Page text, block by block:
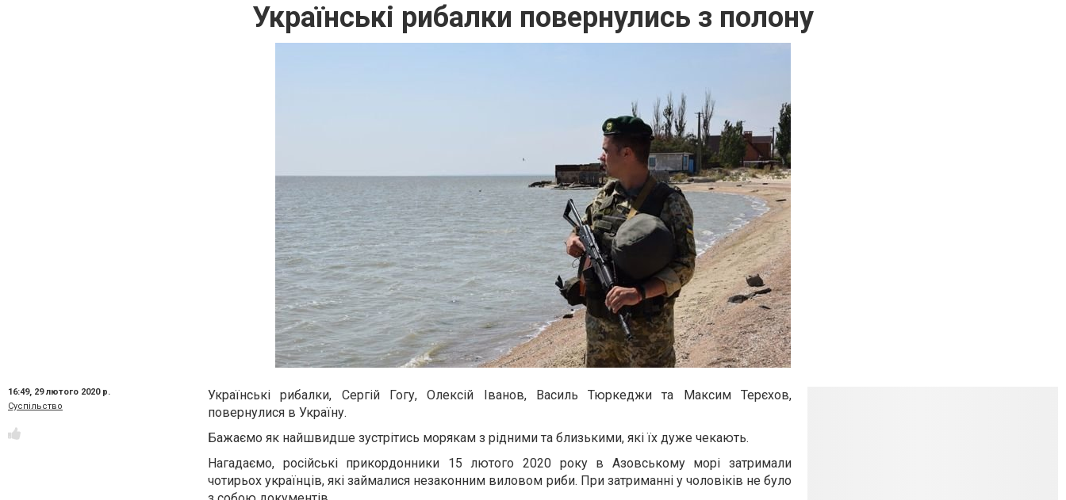
Українські рибалки повернулись з полону
16:49, 29 лютого 2020 р.
Суспільство
Українські рибалки, Сергій Гогу, Олексій Іванов, Василь Тюркеджи та Максим Терєхов,
повернулися в Україну.
Бажаємо як найшвидше зустрітись морякам з рідними та близькими, які їх дуже чекають.
Нагадаємо, російські прикордонники 15 лютого 2020 року в Азовському морі затримали
чотирьох українців, які займалися незаконним виловом риби. При затриманні у чоловіків не було